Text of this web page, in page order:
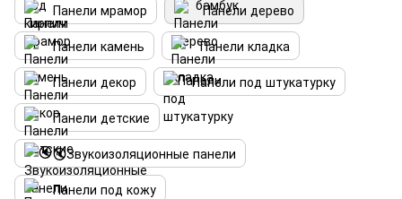
Панели мрамор
Панели дерево
Панели камень
Панели кладка
Панели декор
Панели под штукатурку
Панели детские
🔇Звукоизоляционные панели
Панели под кожу